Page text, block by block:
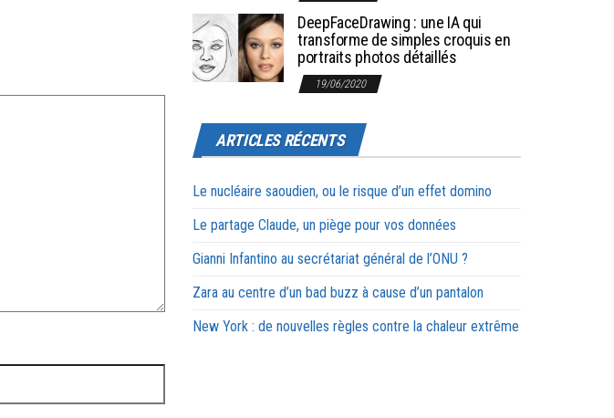
DeepFaceDrawing : une IA qui
transforme de simples croquis en
portraits photos détaillés
19/06/2020
ARTICLES RÉCENTS
Le nucléaire saoudien, ou le risque d’un effet domino
Le partage Claude, un piège pour vos données
Gianni Infantino au secrétariat général de l’ONU ?
Zara au centre d’un bad buzz à cause d’un pantalon
New York : de nouvelles règles contre la chaleur extrême